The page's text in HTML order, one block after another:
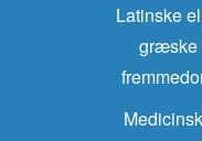
Latinske
græske